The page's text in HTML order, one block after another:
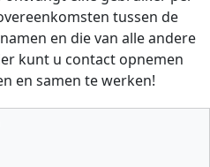
tussen de
en die van alle andere
kunt u contact opnemen
en samen te werken!